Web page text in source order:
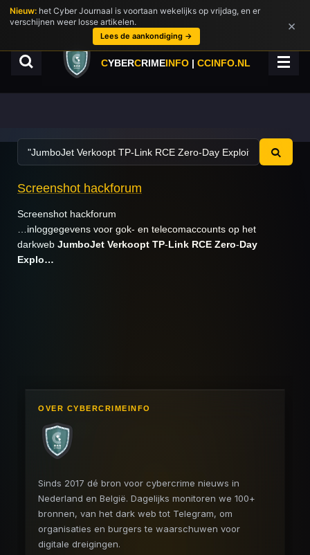
Ga
direct
hoofdinhoud
CYBERCRIMEINFO | CCINFO.NL
Screenshot hackforum
Screenshot hackforum
…inloggegevens voor gok- en telecomaccounts op het
darkweb JumboJet Verkoopt TP-Link RCE Zero-Day
Explo…
OVER CYBERCRIMEINFO
Sinds 2017 dé bron voor cybercrime nieuws in
Nederland en België. Dagelijks monitoren we 100+
bronnen, van het dark web tot Telegram, om
organisaties en burgers te waarschuwen voor
digitale dreigingen.
Nieuw: het Cyber Journaal is voortaan wekelijks op vrijdag, en er
verschijnen weer losse artikelen.
Lees de aankondiging →
×